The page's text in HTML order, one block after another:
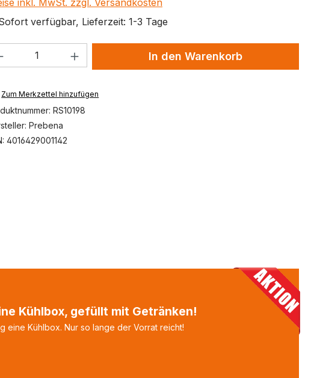
inkl. MwSt. zzgl. Versandkosten
verfügbar, Lieferzeit: 1-3 Tage
Anzahl: Gib den gewünschten Wert
In den Warenkorb
Zum Merkzettel hinzufügen
RS10198
Prebena
4016429001142
Kühlbox, gefüllt mit Getränken!
eine Kühlbox. Nur so lange der Vorrat reicht!